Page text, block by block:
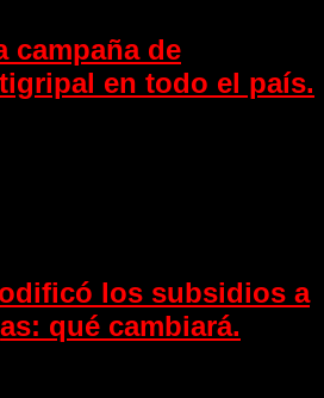
campaña de
en todo el país.
los subsidios a
qué cambiará.